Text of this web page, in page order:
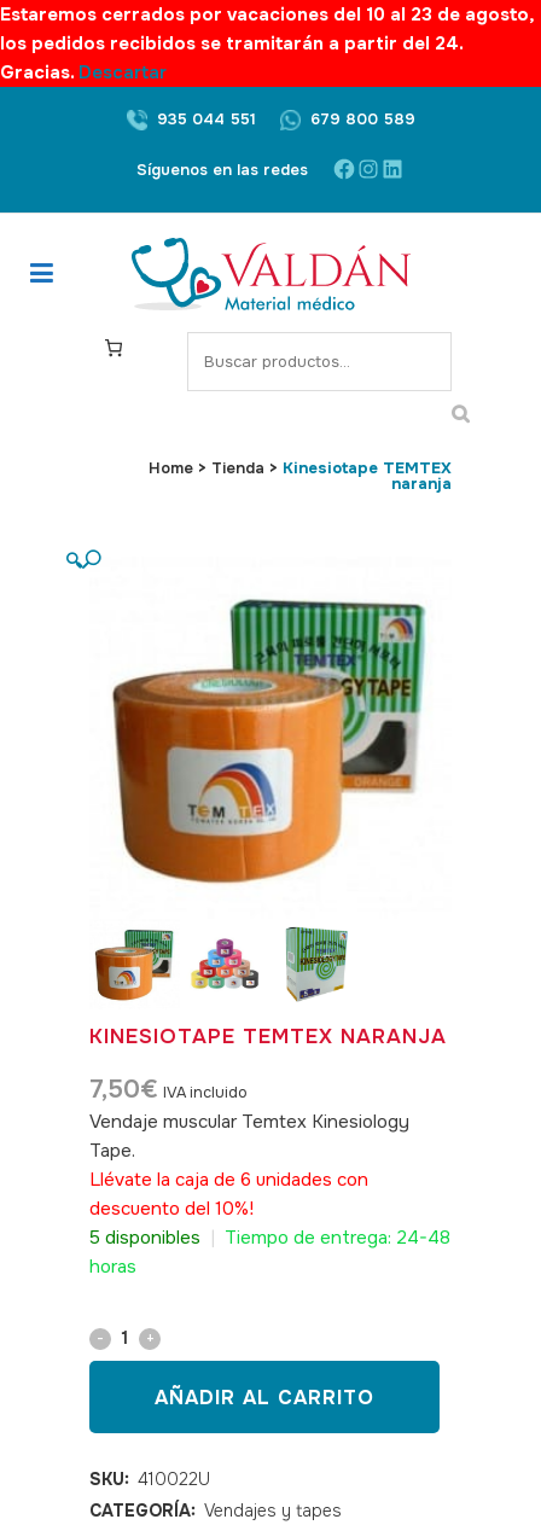
Estaremos cerrados por vacaciones del 10 al 23 de agosto,
los pedidos recibidos se tramitarán a partir del 24.
Gracias. Descartar
935 044 551 679 800 589
Síguenos en las redes Facebook
Instagram
LinkedIn
S
e
c
Home > Tienda > Kinesiotape TEMTEX
naranja
🔍
KINESIOTAPE TEMTEX NARANJA
7,50€ IVA incluido
Vendaje muscular Temtex Kinesiology
Tape.
Llévate la caja de 6 unidades con
descuento del 10%!
5 disponibles
Tiempo de entrega: 24-48
horas
Kinesiotape
naranja
quantity
AÑADIR AL CARRITO
SKU: 410022U
CATEGORÍA: Vendajes y tapes